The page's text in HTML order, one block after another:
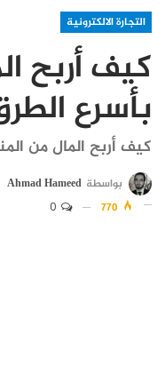
التجارة الالكترونية
كيف أربح
بأسرع
كيف أربح المال من
بواسطة Ahmad Hameed